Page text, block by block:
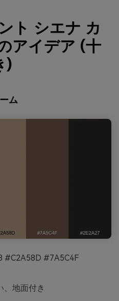
ト シエナ カ
アイデア (十
)
ム
#C2A58D #7A5C4F
、地面付き